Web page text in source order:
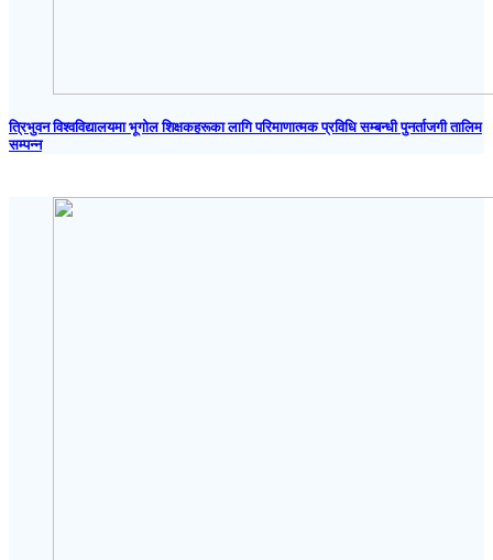
त्रिभुवन विश्वविद्यालयमा भूगोल शिक्षकहरूका लागि परिमाणात्मक प्रविधि सम्बन्धी पुनर्ताजगी तालिम
सम्पन्न